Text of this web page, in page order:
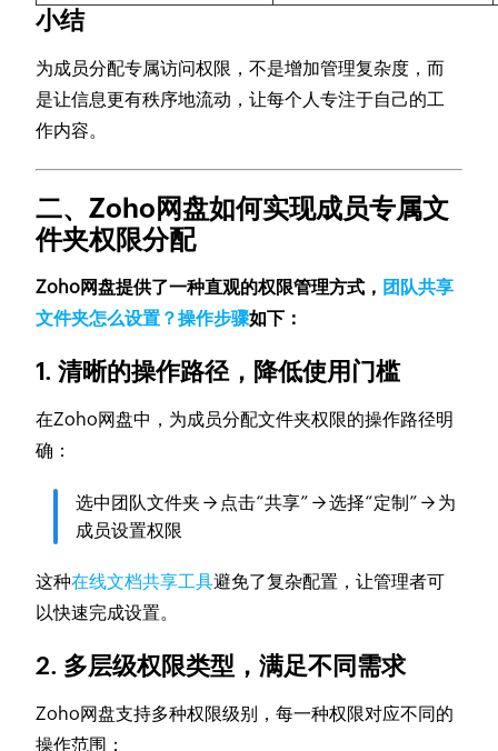
小结
为成员分配专属访问权限，不是增加管理复杂度，而
是让信息更有秩序地流动，让每个人专注于自己的工
作内容。
二、Zoho网盘如何实现成员专属文
件夹权限分配
Zoho网盘提供了一种直观的权限管理方式， 团队共享
文件夹怎么设置？操作步骤如下：
1. 清晰的操作路径，降低使用门槛
在Zoho网盘中，为成员分配文件夹权限的操作路径明
确：
选中团队文件夹 → 点击“共享” → 选择“定制” → 为
成员设置权限
这种在线文档共享工具避免了复杂配置，让管理者可
以快速完成设置。
2. 多层级权限类型，满足不同需求
Zoho网盘支持多种权限级别，每一种权限对应不同的
操作范围：